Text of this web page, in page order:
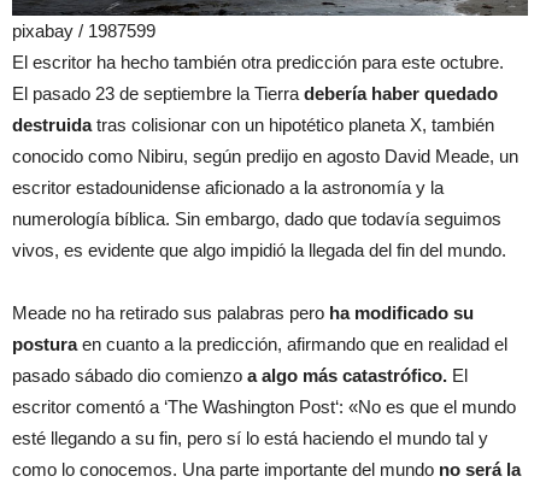
pixabay / 1987599
El escritor ha hecho también otra predicción para este octubre.
El pasado 23 de septiembre la Tierra debería haber quedado
destruidatras colisionar con un hipotético planeta X, también
conocido como Nibiru, según predijo en agosto David Meade, un
escritor estadounidense aficionado a la astronomía y la
numerología bíblica. Sin embargo, dado que todavía seguimos
vivos, es evidente que algo impidió la llegada del fin del mundo.
Meade no ha retirado sus palabras pero ha modificado su
posturaen cuanto a la predicción, afirmando que en realidad el
pasado sábado dio comienzo a algo más catastrófico. El
escritor comentó a ‘The Washington Post‘: «No es que el mundo
esté llegando a su fin, pero sí lo está haciendo el mundo tal y
como lo conocemos. Una parte importante del mundo no será la